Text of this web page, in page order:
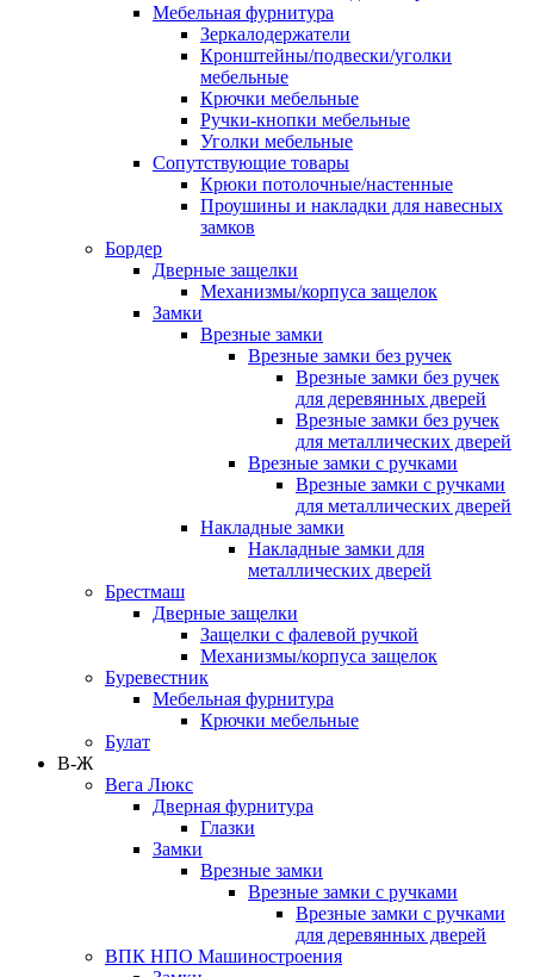
Мебельная фурнитура
Зеркалодержатели
Кронштейны/подвески/уголки
мебельные
Крючки мебельные
Ручки-кнопки мебельные
Уголки мебельные
Сопутствующие товары
Крюки потолочные/настенные
Проушины и накладки для навесных
замков
Бордер
Дверные защелки
Механизмы/корпуса защелок
Замки
Врезные замки
Врезные замки без ручек
Врезные замки без ручек
для деревянных дверей
Врезные замки без ручек
для металлических дверей
Врезные замки с ручками
Врезные замки с ручками
для металлических дверей
Накладные замки
Накладные замки для
металлических дверей
Брестмаш
Дверные защелки
Защелки с фалевой ручкой
Механизмы/корпуса защелок
Буревестник
Мебельная фурнитура
Крючки мебельные
Булат
В-Ж
Вега Люкс
Дверная фурнитура
Глазки
Замки
Врезные замки
Врезные замки с ручками
Врезные замки с ручками
для деревянных дверей
ВПК НПО Машиностроения